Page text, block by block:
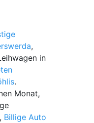
,
in
.
Monat,
, Billige Auto